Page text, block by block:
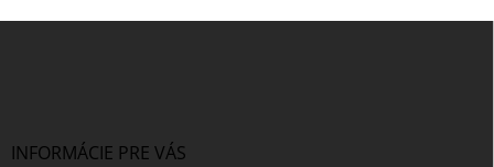
INFORMÁCIE PRE VÁS